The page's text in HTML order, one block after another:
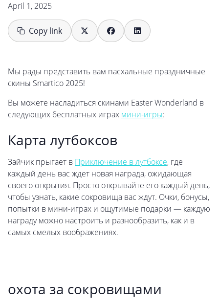
April 1, 2025
Copy link
Мы рады представить вам пасхальные праздничные
скины Smartico 2025!
Вы можете насладиться скинами Easter Wonderland в
следующих бесплатных играх мини-игры:
Карта лутбоксов
Зайчик прыгает в Приключение в лутбоксе, где
каждый день вас ждет новая награда, ожидающая
своего открытия. Просто открывайте его каждый день,
чтобы узнать, какие сокровища вас ждут. Очки, бонусы,
попытки в мини-играх и ощутимые подарки — каждую
награду можно настроить и разнообразить, как и в
самых смелых воображениях.
охота за сокровищами